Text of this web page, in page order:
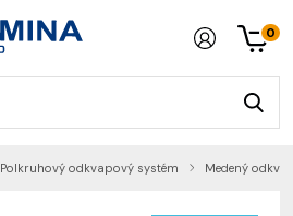
0
Polkruhový odkvapový systém Medený